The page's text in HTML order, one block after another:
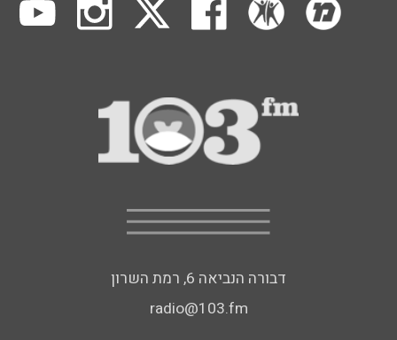
דבורה הנביאה 6, רמת השרון
radio@103.fm